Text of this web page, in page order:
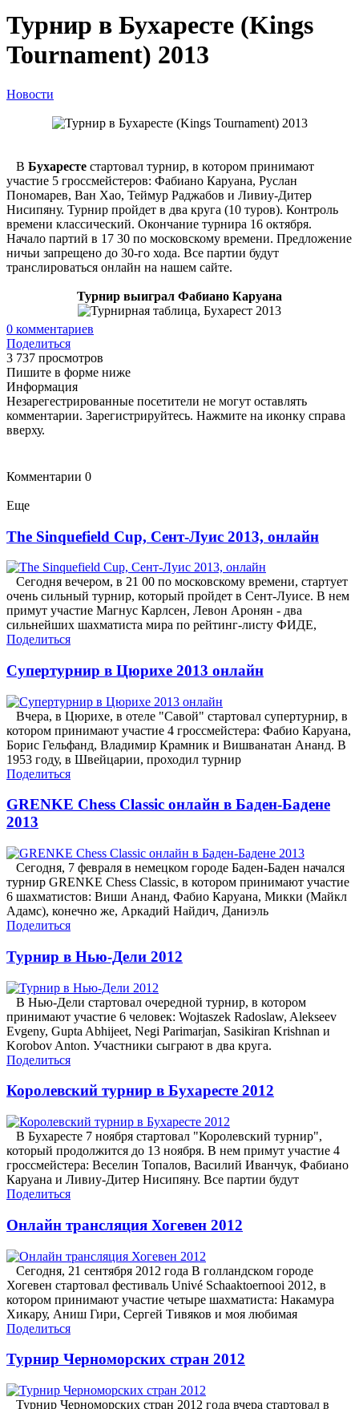
Турнир в Бухаресте (Kings
Tournament) 2013
Новости
В Бухаресте стартовал турнир, в котором принимают
участие 5 гроссмейстеров: Фабиано Каруана, Руслан
Пономарев, Ван Хао, Теймур Раджабов и Ливиу-Дитер
Нисипяну. Турнир пройдет в два круга (10 туров). Контроль
времени классический. Окончание турнира 16 октября.
Начало партий в 17 30 по московскому времени. Предложение
ничьи запрещено до 30-го хода. Все партии будут
транслироваться онлайн на нашем сайте.
Турнир выиграл Фабиано Каруана
0 комментариев
Поделиться
3 737 просмотров
Пишите в форме ниже
Информация
Незарегестрированные посетители не могут оставлять
комментарии. Зарегистрируйтесь. Нажмите на иконку справа
вверху.
Комментарии 0
Еще
The Sinquefield Cup, Сент-Луис 2013, онлайн
Сегодня вечером, в 21 00 по московскому времени, стартует
очень сильный турнир, который пройдет в Сент-Луисе. В нем
примут участие Магнус Карлсен, Левон Аронян - два
сильнейших шахматиста мира по рейтинг-листу ФИДЕ,
Поделиться
Супертурнир в Цюрихе 2013 онлайн
Вчера, в Цюрихе, в отеле "Савой" стартовал супертурнир, в
котором принимают участие 4 гроссмейстера: Фабио Каруана,
Борис Гельфанд, Владимир Крамник и Вишванатан Ананд. В
1953 году, в Швейцарии, проходил турнир
Поделиться
GRENKE Chess Classic онлайн в Баден-Бадене
2013
Сегодня, 7 февраля в немецком городе Баден-Баден начался
турнир GRENKE Chess Classic, в котором принимают участие
6 шахматистов: Виши Ананд, Фабио Каруана, Микки (Майкл
Адамс), конечно же, Аркадий Найдич, Даниэль
Поделиться
Турнир в Нью-Дели 2012
В Нью-Дели стартовал очередной турнир, в котором
принимают участие 6 человек: Wojtaszek Radoslaw, Alekseev
Evgeny, Gupta Abhijeet, Negi Parimarjan, Sasikiran Krishnan и
Korobov Anton. Участники сыграют в два круга.
Поделиться
Королевский турнир в Бухаресте 2012
В Бухаресте 7 ноября стартовал "Королевский турнир",
который продолжится до 13 ноября. В нем примут участие 4
гроссмейстера: Веселин Топалов, Василий Иванчук, Фабиано
Каруана и Ливиу-Дитер Нисипяну. Все партии будут
Поделиться
Онлайн трансляция Хогевен 2012
Сегодня, 21 сентября 2012 года В голландском городе
Хогевен стартовал фестиваль Univé Schaaktoernooi 2012, в
котором принимают участие четыре шахматиста: Накамура
Хикару, Аниш Гири, Сергей Тивяков и моя любимая
Поделиться
Турнир Черноморских стран 2012
Турнир Черноморских стран 2012 года вчера стартовал в